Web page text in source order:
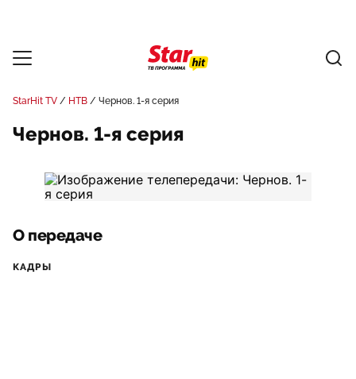
StarHit TV НТВ Чернов. 1-я серия
Чернов. 1-я серия
О передаче
КАДРЫ